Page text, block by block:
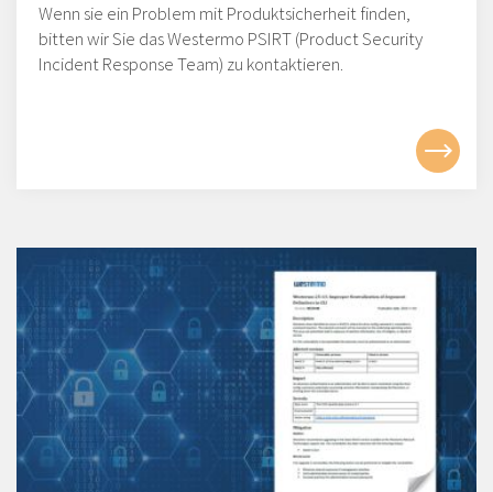
Wenn sie ein Problem mit Produktsicherheit finden,
bitten wir Sie das Westermo PSIRT (Product Security
Incident Response Team) zu kontaktieren.